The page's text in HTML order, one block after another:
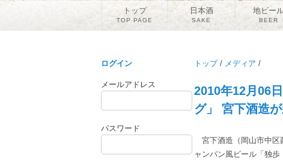
トップ/ メディア /
2010年12月06
グ」 宮下酒造が
宮下酒造（岡山市中区
ャンパン風ビール「独歩
ログイン
メールアドレス
パスワード
トップ
TOP PAGE
日本酒
SAKE
地ビー
BEER